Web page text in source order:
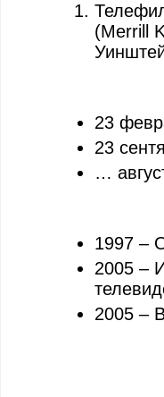
(Merrill
23
23
…
1997 –
2005 –
2005 –